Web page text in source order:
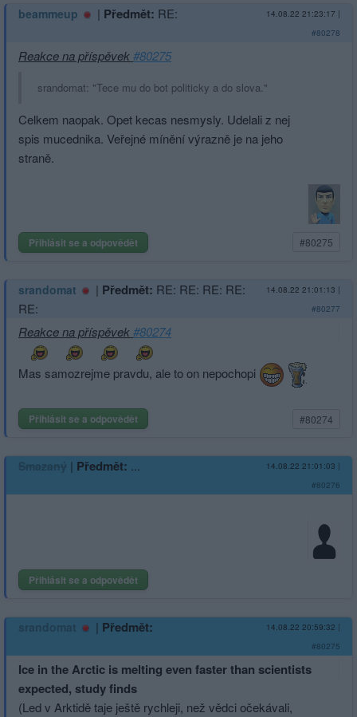
beammeup | Předmět: RE: 14.08.22 21:23:17 |
#80278
Reakce na příspěvek#80275
srandomat: "Tece mu do bot politicky a do slova."
Celkem naopak. Opet kecas nesmysly. Udelali z nej
spis mucednika. Veřejné mínění výrazně je na jeho
straně.
Přihlásit se a odpovědět #80275
srandomat | Předmět: RE: RE: RE: RE:
RE:
14.08.22 21:01:13 |
#80277
Reakce na příspěvek#80274
Mas samozrejme pravdu, ale to on nepochopi
Přihlásit se a odpovědět #80274
Smazaný | Předmět: ... 14.08.22 21:01:03 |
#80276
Přihlásit se a odpovědět
srandomat | Předmět: 14.08.22 20:59:32 |
#80275
Ice in the Arctic is melting even faster than scientists
expected, study finds
(Led v Arktidě taje ještě rychleji, než vědci očekávali,